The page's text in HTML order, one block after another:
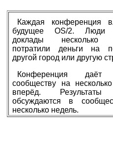
Каждая конференция
будущее OS/2. Люди
доклады несколько
потратили деньги на
другой город или другую
Конференция даёт
сообществу на
вперёд. Результаты
обсуждаются в
несколько недель.